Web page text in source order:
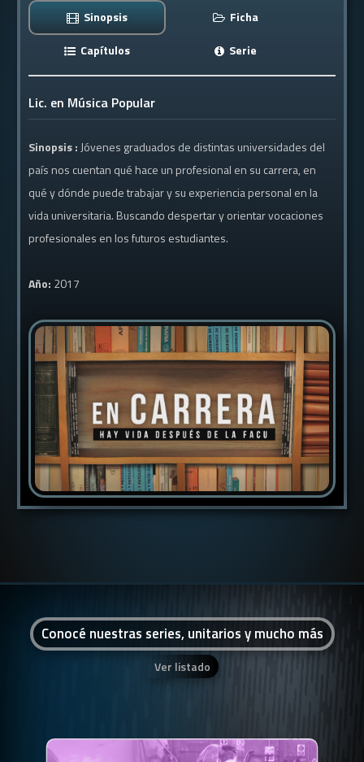
Sinopsis
Ficha
Capítulos
Serie
Lic. en Música Popular
Sinopsis : Jóvenes graduados de distintas universidades del
país nos cuentan qué hace un profesional en su carrera, en
qué y dónde puede trabajar y su experiencia personal en la
vida universitaria. Buscando despertar y orientar vocaciones
profesionales en los futuros estudiantes.
Año: 2017
Conocé nuestras series, unitarios y mucho más
Ver listado